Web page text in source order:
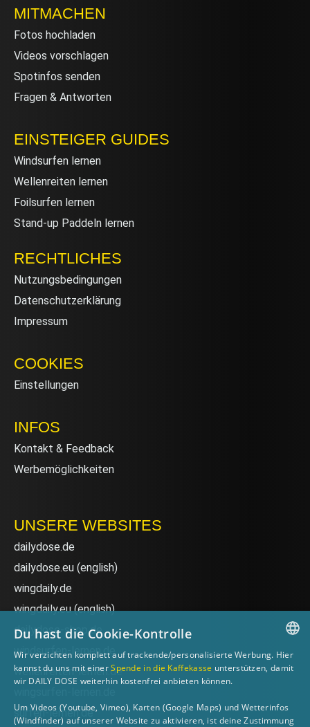
MITMACHEN
Fotos hochladen
Videos vorschlagen
Spotinfos senden
Fragen & Antworten
EINSTEIGER GUIDES
Windsurfen lernen
Wellenreiten lernen
Foilsurfen lernen
Stand-up Paddeln lernen
RECHTLICHES
Nutzungsbedingungen
Datenschutzerklärung
Impressum
COOKIES
Einstellungen
INFOS
Kontakt & Feedback
Werbemöglichkeiten
UNSERE WEBSITES
dailydose.de
dailydose.eu (english)
wingdaily.de
wingdaily.eu(english)
dailydose-shop.de
windsurfen-lernen.de
wellenreiten-lernen.de
surfen-lernen.de
GERMAN
Du hast die Cookie-Kontrolle
Wir verzichten komplett auf trackende/personalisierte Werbung. Hier
kannst du uns mit einerSpende in die Kaffekasse unterstützen, damit
wir DAILY DOSE weiterhin kostenfrei anbieten können.
Um Videos (Youtube, Vimeo), Karten (Google Maps) und Wetterinfos
(Windfinder) auf unserer Website zu aktivieren, ist deine Zustimmung